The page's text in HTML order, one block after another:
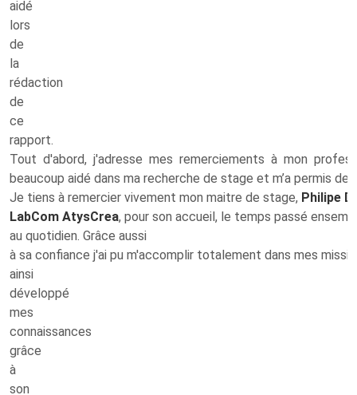
aidé
lors
de
la
rédaction
de
ce
rapport.
Tout d'abord, j'adresse mes remerciements à mon
beaucoup aidé dans ma recherche de stage et m’a permis
Je tiens à remercier vivement mon maitre de stage, Philipe
LabCom AtysCrea, pour son accueil, le temps passé
au quotidien. Grâce aussi
à sa confiance j'ai pu m'accomplir totalement dans mes
ainsi
développé
mes
connaissances
grâce
à
son